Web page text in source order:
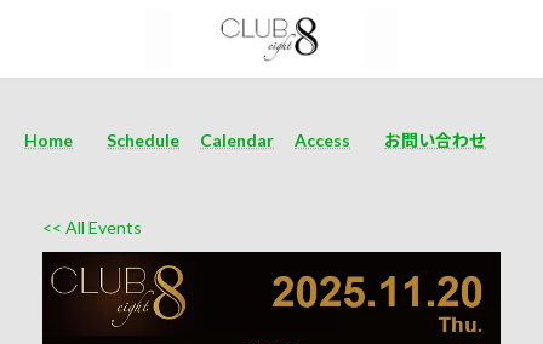
Home Schedule Calendar Access お問い合わせ
<< All Events